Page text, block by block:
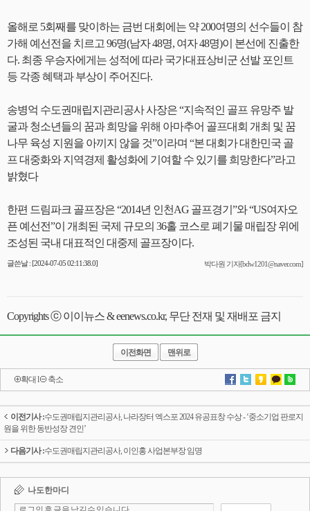
올해로 5회째를 맞이하는 금번 대회에는 약 200여명의 선수들이 참
가해 예선전을 치르고 96명(남자 48명, 여자 48명)이 본선에 진출한
다. 최종 우승자에게는 성적에 따라 국가대표상비군 선발 포인트
등 각종 혜택과 부상이 주어진다.
송병억 수도권매립지관리공사 사장은 “지속적인 골프 유망주 발
굴과 청소년들의 꿈과 희망을 위해 아마추어 골프대회 개최 및 꿈
나무 육성 지원을 아끼지 않을 것”이라며 “본 대회가 대한민국 골
프 대중화와 지역경제 활성화에 기여할 수 있기를 희망한다”라고
밝혔다
한편 드림파크 골프장은 “2014년 인천AG 골프경기”와 “US여자오
픈 예선전”이 개최된 국제 규모의 36홀 코스로 폐기물 매립장 위에
조성된 국내 대표적인 대중제 골프장이다.
글쓴날 : [2024-07-05 02:11:38.0] 박다원 기자[bdw1201@naver.com]
Copyrights ⓒ 이이뉴스 & eenews.co.kr, 무단 전재 및 재배포 금지
이전화면 맨위로
확대 l 축소
이전기사 :수도권매립지관리공사, 나라장터 엑스포 2024 유공표창 수상 - ‘중소기업 판로지
원을 위한 동반성장 견인’
다음기사 :수도권매립지관리공사, 이인홍 사업본부장 임명